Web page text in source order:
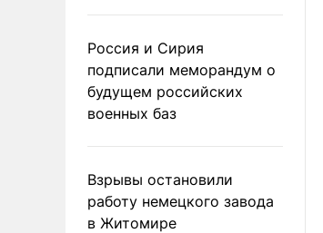
Россия и Сирия
подписали меморандум о
будущем российских
военных баз
Взрывы остановили
работу немецкого завода
в Житомире